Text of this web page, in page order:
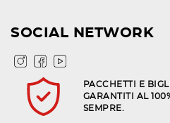
SOCIAL NETWORK
PACCHETTI E
GARANTITI AL
SEMPRE.